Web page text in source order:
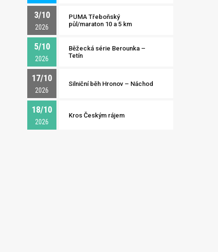
3/10
2026
PUMA Třeboňský
půl/maraton 10 a 5 km
5/10
2026
Běžecká série Berounka –
Tetín
17/10
2026
Silniční běh Hronov – Náchod
18/10
2026
Kros Českým rájem